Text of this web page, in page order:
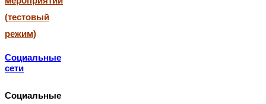
(тестовый
режим)
Социальные
сети
Социальные